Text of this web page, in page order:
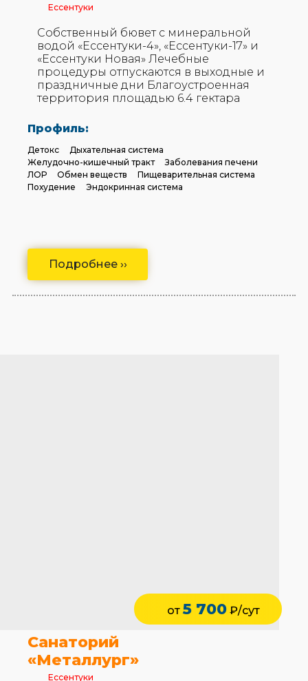
Подробнее ››
Ессентуки
Собственный бювет с минеральной
водой «Ессентуки-4», «Ессентуки-17» и
«Ессентуки Новая» Лечебные
процедуры отпускаются в выходные и
праздничные дни Благоустроенная
территория площадью 6.4 гектара
Профиль:
Детокс
Дыхательная система
Желудочно-кишечный тракт
Заболевания печени
ЛОР
Обмен веществ
Пищеварительная система
Похудение
Эндокринная система
Санаторий
«Металлург»
Ессентуки
от5 700₽/сут